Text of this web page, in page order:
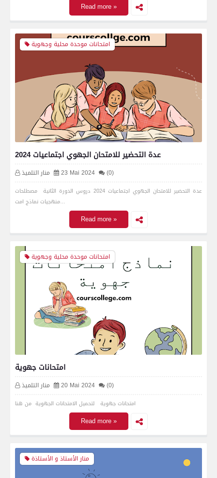
Read more »
امتحانات موحدة محلية وجهوية
عدة التحضير للامتحان الجهوي اجتماعيات 2024
منار التلميذ 23 Mai 2024 (0)
عدة التحضير للامتحان الجهوي اجتماعيات 2024 دروس الدورة الثانية مصطلحات
منهجيات نماذج امت…
Read more »
امتحانات موحدة محلية وجهوية
امتحانات جهوية
منار التلميذ 20 Mai 2024 (0)
امتحانات جهوية لتحميل الامتحانات الجهوية من هنا
Read more »
منار الأستاذ و الأستاذة